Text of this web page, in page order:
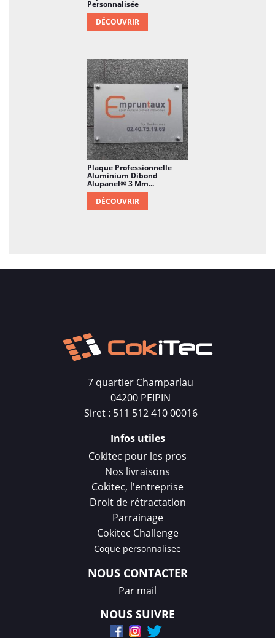
Personnalisée
DÉCOUVRIR
Plaque Professionnelle
Aluminium Dibond
Alupanel® 3 Mm...
DÉCOUVRIR
7 quartier Champarlau
04200 PEIPIN
Siret : 511 512 410 00016
Infos utiles
Cokitec pour les pros
Nos livraisons
Cokitec, l'entreprise
Droit de rétractation
Parrainage
Cokitec Challenge
Coque personnalisee
NOUS CONTACTER
Par mail
NOUS SUIVRE